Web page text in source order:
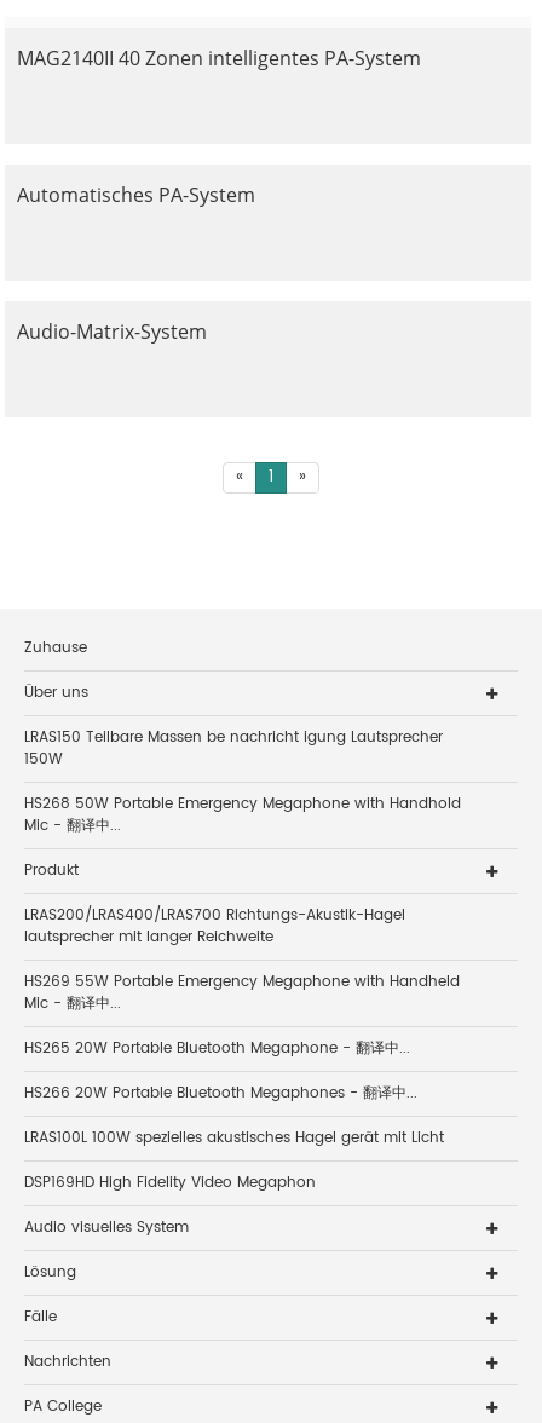
MAG2140II 40 Zonen intelligentes PA-System
Automatisches PA-System
Audio-Matrix-System
« 1 »
Zuhause
Über uns
LRAS150 Teilbare Massen be nachricht igung Lautsprecher
150W
HS268 50W Portable Emergency Megaphone with Handhold
Mic - 翻译中...
Produkt
LRAS200/LRAS400/LRAS700 Richtungs-Akustik-Hagel
lautsprecher mit langer Reichweite
HS269 55W Portable Emergency Megaphone with Handheld
Mic - 翻译中...
HS265 20W Portable Bluetooth Megaphone - 翻译中...
HS266 20W Portable Bluetooth Megaphones - 翻译中...
LRAS100L 100W spezielles akustisches Hagel gerät mit Licht
DSP169HD High Fidelity Video Megaphon
Audio visuelles System
Lösung
Fälle
Nachrichten
PA College